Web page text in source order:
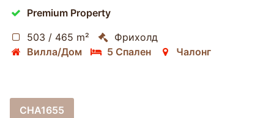
Premium Property
503 / 465 m²
Фрихолд
Вилла/Дом
5 Спален Чалонг
CHA1655